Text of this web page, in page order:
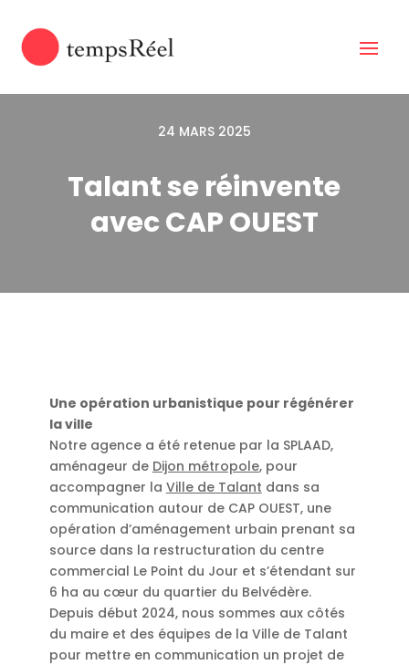
24 MARS 2025
Talant se réinvente
avec CAP OUEST
Une opération urbanistique pour régénérer
la ville
Notre agence a été retenue par la SPLAAD,
aménageur de Dijon métropole, pour
accompagner la Ville de Talant dans sa
communication autour de CAP OUEST, une
opération d’aménagement urbain prenant sa
source dans la restructuration du centre
commercial Le Point du Jour et s’étendant sur
6 ha au cœur du quartier du Belvédère.
Depuis début 2024, nous sommes aux côtés
du maire et des équipes de la Ville de Talant
pour mettre en communication un projet de